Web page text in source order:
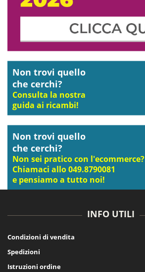
Non trovi quello
che cerchi?
Consulta la nostra
guida ai ricambi!
Non trovi quello
che cerchi?
Non sei pratico con l'ecommerce?
Chiamaci allo 049.8790081
e pensiamo a tutto noi!
INFO UTILI
Condizioni di vendita
Spedizioni
Istruzioni ordine